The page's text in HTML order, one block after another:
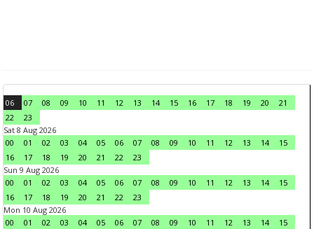
06 07 08 09 10 11 12 13 14 15 16 17 18 19 20
21
22
23
Sat 8 Aug 2026
00
01 02 03 04 05 06 07 08 09 10 11 12 13 14
15
16
17 18 19 20 21 22
23
Sun 9 Aug 2026
00
01 02 03 04 05 06 07 08 09 10 11 12 13 14
15
16
17 18 19 20 21 22
23
Mon 10 Aug 2026
00
01 02 03 04 05 06 07 08 09 10 11 12 13 14
15